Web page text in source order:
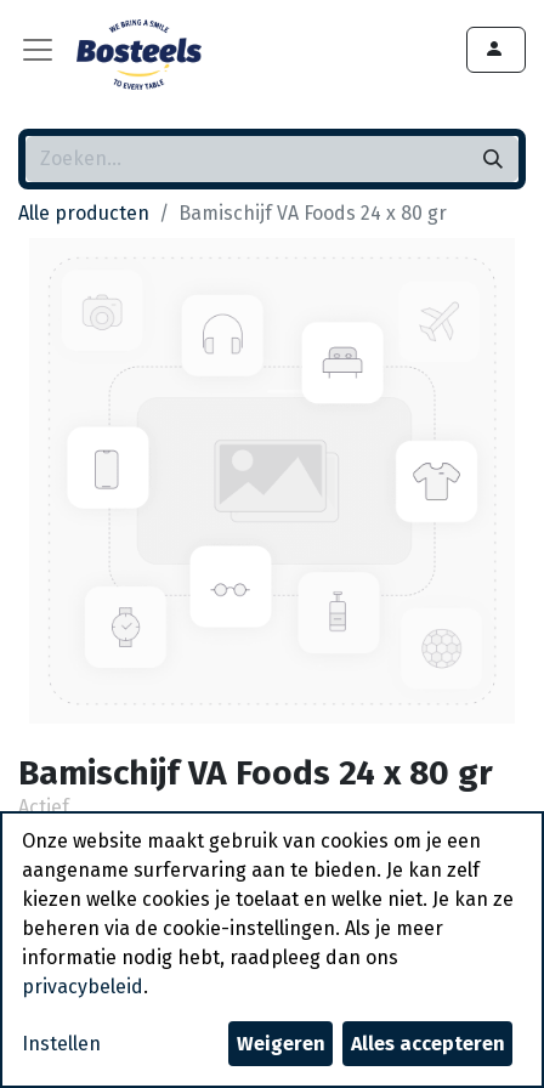
Alle producten Bamischijf VA Foods 24 x 80 gr
Bamischijf VA Foods 24 x 80 gr
Actief
Vraag een account aan
Algemene voorwaarden
30-dagen geld terug garantie
Verzending: 2-3 werkdagen
Onze website maakt gebruik van cookies om je een
aangename surfervaring aan te bieden. Je kan zelf
kiezen welke cookies je toelaat en welke niet. Je kan ze
beheren via de cookie-instellingen. Als je meer
informatie nodig hebt, raadpleeg dan ons
privacybeleid .
Instellen Weigeren Alles accepteren